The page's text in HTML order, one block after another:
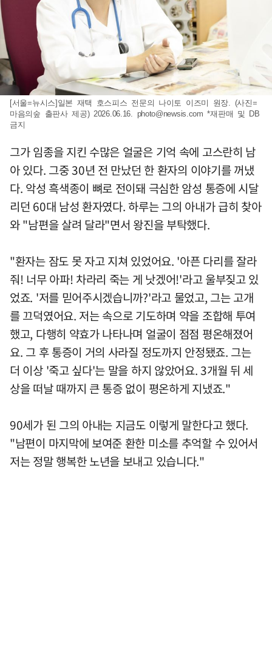
[서울=뉴시스]일본 재택 호스피스 전문의 나이토 이즈미 원장. (사진=
마음의숲 출판사 제공) 2026.06.16. photo@newsis.com *재판매 및 DB
금지
그가 임종을 지킨 수많은 얼굴은 기억 속에 고스란히 남
아 있다. 그중 30년 전 만났던 한 환자의 이야기를 꺼냈
다. 악성 흑색종이 뼈로 전이돼 극심한 암성 통증에 시달
리던 60대 남성 환자였다. 하루는 그의 아내가 급히 찾아
와 "남편을 살려 달라"면서 왕진을 부탁했다.
"환자는 잠도 못 자고 지쳐 있었어요. '아픈 다리를 잘라
줘! 너무 아파! 차라리 죽는 게 낫겠어!'라고 울부짖고 있
었죠. '저를 믿어주시겠습니까?'라고 물었고, 그는 고개
를 끄덕였어요. 저는 속으로 기도하며 약을 조합해 투여
했고, 다행히 약효가 나타나며 얼굴이 점점 평온해졌어
요. 그 후 통증이 거의 사라질 정도까지 안정됐죠. 그는
더 이상 '죽고 싶다'는 말을 하지 않았어요. 3개월 뒤 세
상을 떠날 때까지 큰 통증 없이 평온하게 지냈죠."
90세가 된 그의 아내는 지금도 이렇게 말한다고 했다.
"남편이 마지막에 보여준 환한 미소를 추억할 수 있어서
저는 정말 행복한 노년을 보내고 있습니다."